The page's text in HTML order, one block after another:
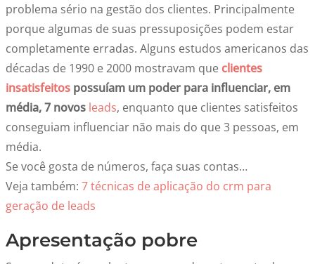
problema sério na gestão dos clientes. Principalmente
porque algumas de suas pressuposições podem estar
completamente erradas. Alguns estudos americanos das
décadas de 1990 e 2000 mostravam que clientes
insatisfeitos possuíam um poder para influenciar, em
média, 7 novos leads, enquanto que clientes satisfeitos
conseguiam influenciar não mais do que 3 pessoas, em
média.
Se você gosta de números, faça suas contas…
Veja também: 7 técnicas de aplicação do crm para
geração de leads
Apresentação pobre